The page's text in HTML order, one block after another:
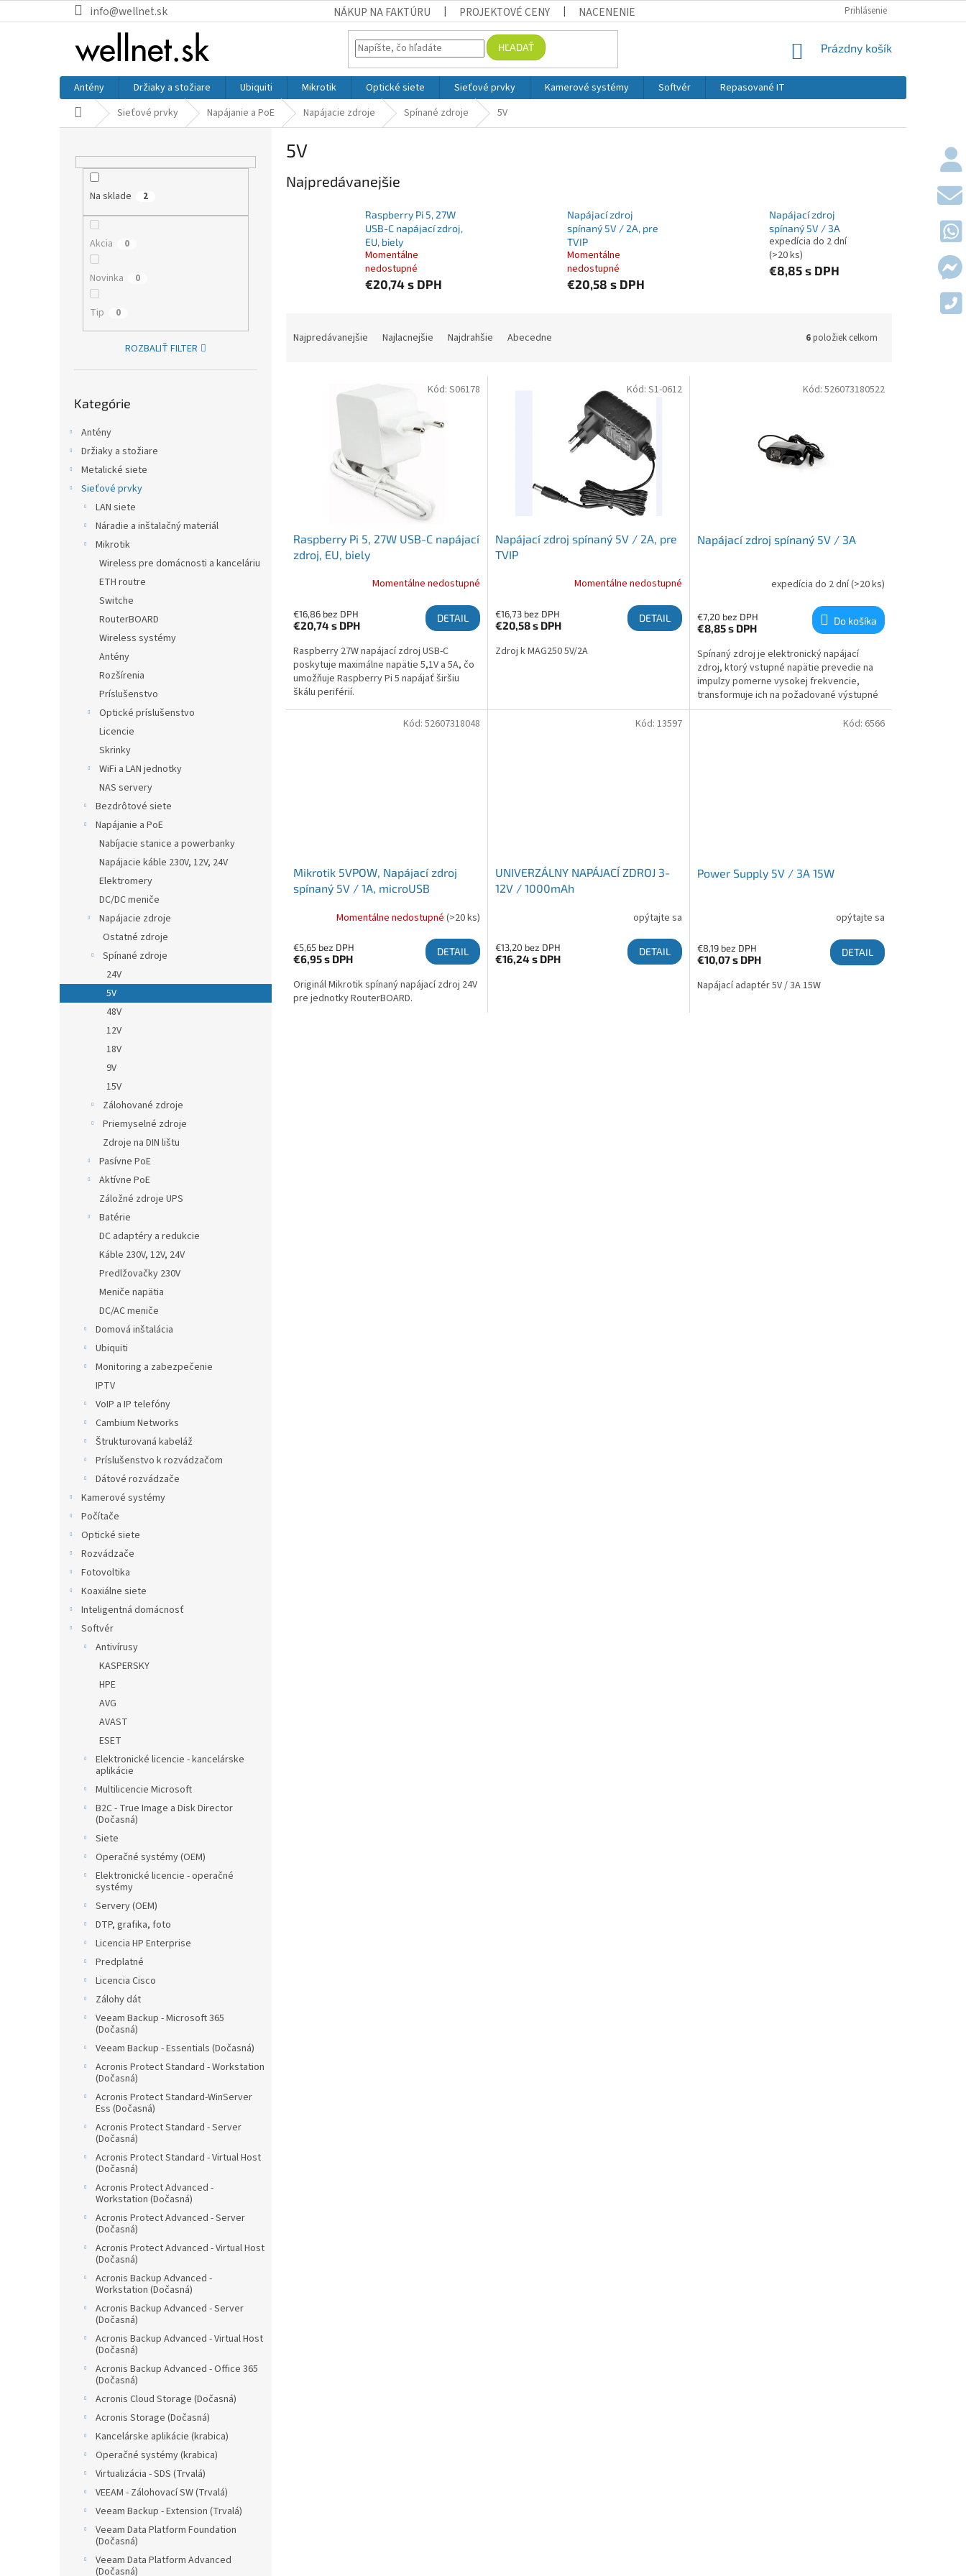
info@wellnet.sk NÁKUP NA FAKTÚRU PROJEKTOVÉ CENY NACENENIE OBCHODNÉ
Prihlásenie
HĽADAŤ NÁKUPNÝ KOŠÍK
Prázdny košík
Antény Držiaky a stožiare Ubiquiti Mikrotik Optické siete Sieťové prvky Kamerové systémy Softvér
Repasované IT
DomovSieťové prvky Napájanie a PoE Napájacie zdroje Spínané zdroje 5V
Na sklade 2
Akcia 0
Novinka 0
Tip 0
ROZBALIŤ FILTER
Kategórie
Antény
Držiaky a stožiare
Metalické siete
Sieťové prvky
LAN siete
Náradie a inštalačný materiál
Mikrotik
Wireless pre domácnosti a kanceláriu
ETH routre
Switche
RouterBOARD
Wireless systémy
Antény
Rozšírenia
Príslušenstvo
Optické príslušenstvo
Licencie
Skrinky
WiFi a LAN jednotky
NAS servery
Bezdrôtové siete
Napájanie a PoE
Nabíjacie stanice a powerbanky
Napájacie káble 230V, 12V, 24V
Elektromery
DC/DC meniče
Napájacie zdroje
Ostatné zdroje
Spínané zdroje
24V
5V
48V
12V
18V
9V
15V
Zálohované zdroje
Priemyselné zdroje
Zdroje na DIN lištu
Pasívne PoE
Aktívne PoE
Záložné zdroje UPS
Batérie
DC adaptéry a redukcie
Káble 230V, 12V, 24V
Predlžovačky 230V
Meniče napätia
DC/AC meniče
Domová inštalácia
Ubiquiti
Monitoring a zabezpečenie
IPTV
VoIP a IP telefóny
Cambium Networks
Štrukturovaná kabeláž
Príslušenstvo k rozvádzačom
Dátové rozvádzače
Kamerové systémy
Počítače
Optické siete
Rozvádzače
Fotovoltika
Koaxiálne siete
Inteligentná domácnosť
Softvér
Antivírusy
KASPERSKY
HPE
AVG
AVAST
ESET
Elektronické licencie - kancelárske
aplikácie
Multilicencie Microsoft
B2C - True Image a Disk Director
(Dočasná)
Siete
Operačné systémy (OEM)
Elektronické licencie - operačné
systémy
Servery (OEM)
DTP, grafika, foto
Licencia HP Enterprise
Predplatné
Licencia Cisco
Zálohy dát
Veeam Backup - Microsoft 365
(Dočasná)
Veeam Backup - Essentials (Dočasná)
Acronis Protect Standard - Workstation
(Dočasná)
Acronis Protect Standard-WinServer
Ess (Dočasná)
Acronis Protect Standard - Server
(Dočasná)
Acronis Protect Standard - Virtual Host
(Dočasná)
Acronis Protect Advanced -
Workstation (Dočasná)
Acronis Protect Advanced - Server
(Dočasná)
Acronis Protect Advanced - Virtual Host
(Dočasná)
Acronis Backup Advanced -
Workstation (Dočasná)
Acronis Backup Advanced - Server
(Dočasná)
Acronis Backup Advanced - Virtual Host
(Dočasná)
Acronis Backup Advanced - Office 365
(Dočasná)
Acronis Cloud Storage (Dočasná)
Acronis Storage (Dočasná)
Kancelárske aplikácie (krabica)
Operačné systémy (krabica)
Virtualizácia - SDS (Trvalá)
VEEAM - Zálohovací SW (Trvalá)
Veeam Backup - Extension (Trvalá)
Veeam Data Platform Foundation
(Dočasná)
Veeam Data Platform Advanced
(Dočasná)
5V
Najpredávanejšie
Raspberry Pi 5, 27W
USB-C napájací zdroj,
EU, biely
Momentálne
nedostupné
€20,74 s DPH
Napájací zdroj
spínaný 5V / 2A, pre
TVIP
Momentálne
nedostupné
€20,58 s DPH
Napájací zdroj
spínaný 5V / 3A
expedícia do 2 dní
(>20 ks)
€8,85 s DPH
Najpredávanejšie Najlacnejšie Najdrahšie Abecedne 6položiek celkom
Raspberry Pi 5, 27W USB-C napájací
zdroj, EU, biely
Momentálne nedostupné
€16,86 bez DPH
€20,74 s DPH
DETAIL
Raspberry 27W napájací zdroj USB-C
poskytuje maximálne napätie 5,1V a 5A, čo
umožňuje Raspberry Pi 5 napájať širšiu
škálu periférií.
Kód: S06178
Napájací zdroj spínaný 5V / 2A, pre
TVIP
Momentálne nedostupné
€16,73 bez DPH
€20,58s DPH
DETAIL
Zdroj k MAG250 5V/2A
Kód: S1-0612
Napájací zdroj spínaný 5V / 3A
expedícia do 2 dní(>20 ks)
€7,20 bez DPH
€8,85s DPH
Do košíka
Spínaný zdroj je elektronický napájací
zdroj, ktorý vstupné napätie prevedie na
impulzy pomerne vysokej frekvencie,
transformuje ich na požadované výstupné
napätie 5V / 3A.
Kód: 526073180522
Mikrotik 5VPOW, Napájací zdroj
spínaný 5V / 1A, microUSB
Momentálne nedostupné (>20 ks)
€5,65 bez DPH
€6,95s DPH
DETAIL
Originál Mikrotik spínaný napájací zdroj 24V
pre jednotky RouterBOARD.
Kód: 52607318048
UNIVERZÁLNY NAPÁJACÍ ZDROJ 3-
12V / 1000mAh
opýtajte sa
€13,20 bez DPH
€16,24 s DPH
DETAIL
Kód: 13597
Power Supply 5V / 3A 15W
opýtajte sa
€8,19 bez DPH
€10,07s DPH
DETAIL
Napájací adaptér 5V / 3A 15W
Kód: 6566